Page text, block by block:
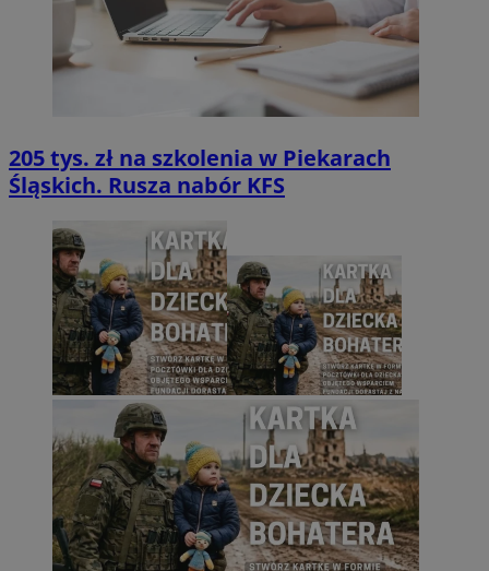
205 tys. zł na szkolenia w Piekarach
Śląskich. Rusza nabór KFS